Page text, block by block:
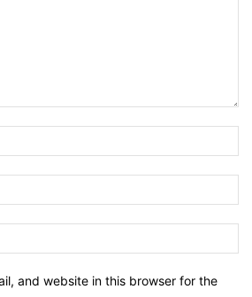
and website in this browser for the